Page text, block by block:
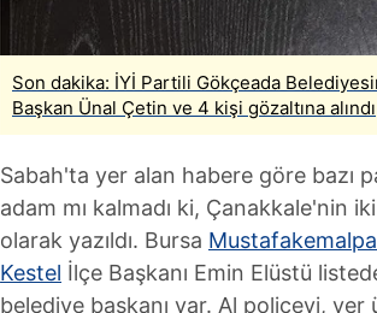
Son dakika: İYİ Partili Gökçeada
Başkan Ünal Çetin ve 4 kişi gözaltına alındı
Sabah'ta yer alan habere göre bazı
adam mı kalmadı ki, Çanakkale'nin
olarak yazıldı. Bursa
Kestel İlçe Başkanı Emin Elüstü
belediye başkanı var. Al poliçeyi, ver